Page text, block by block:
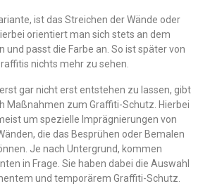
ist das Streichen der Wände oder
orientiert man sich stets an dem
und passt die Farbe an. So ist später von
nichts mehr zu sehen.
gar nicht erst entstehen zu lassen, gibt
Maßnahmen zum Graffiti-Schutz. Hierbei
um spezielle Imprägnierungen von
die das Besprühen oder Bemalen
Je nach Untergrund, kommen
in Frage. Sie haben dabei die Auswahl
und temporärem Graffiti-Schutz.